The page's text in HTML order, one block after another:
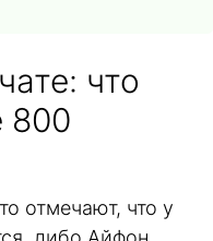
что
800
отмечают, что у